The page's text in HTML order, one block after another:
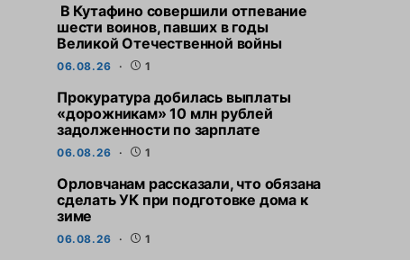
В Кутафино совершили отпевание
шести воинов, павших в годы
Великой Отечественной войны
06.08.26 1
Прокуратура добилась выплаты
«дорожникам» 10 млн рублей
задолженности по зарплате
06.08.26 1
Орловчанам рассказали, что обязана
сделать УК при подготовке дома к
зиме
06.08.26 1